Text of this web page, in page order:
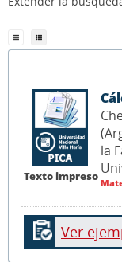
Texto impreso
la
Ver